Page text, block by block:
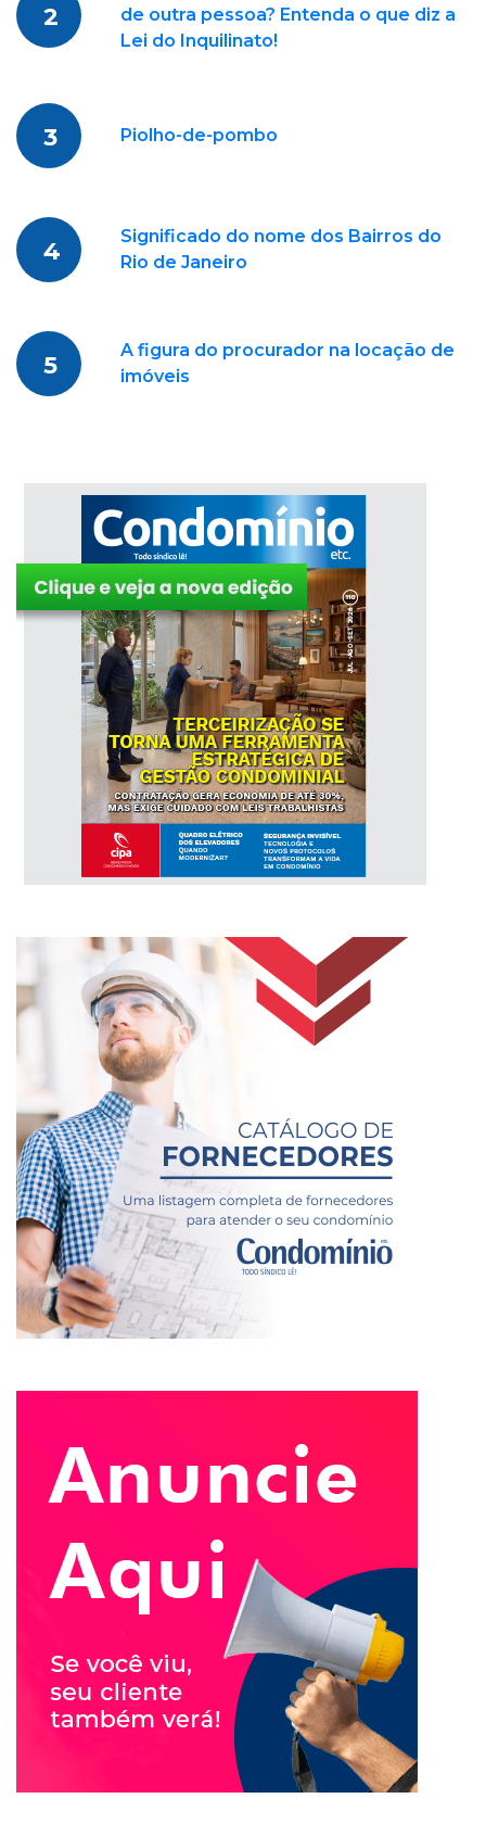
2
de outra pessoa? Entenda o que diz a
Lei do Inquilinato!
3 Piolho-de-pombo
4
Significado do nome dos Bairros do
Rio de Janeiro
5
A figura do procurador na locação de
imóveis